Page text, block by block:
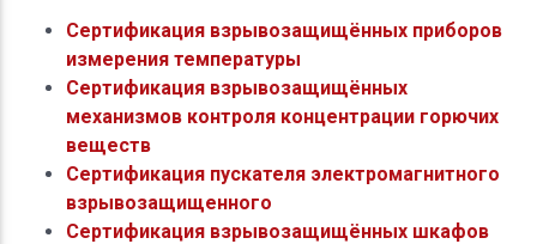
Сертификация взрывозащищённых приборов
измерения температуры
Сертификация взрывозащищённых
механизмов контроля концентрации горючих
веществ
Сертификация пускателя электромагнитного
взрывозащищенного
Сертификация взрывозащищённых шкафов